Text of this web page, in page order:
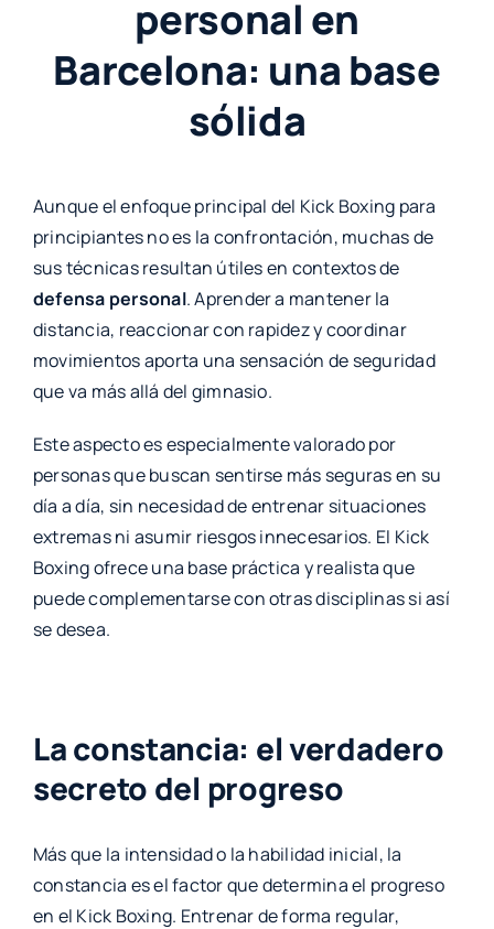
personal en
Barcelona: una base
sólida
Aunque el enfoque principal del Kick Boxing para
principiantes no es la confrontación, muchas de
sus técnicas resultan útiles en contextos de
defensa personal. Aprender a mantener la
distancia, reaccionar con rapidez y coordinar
movimientos aporta una sensación de seguridad
que va más allá del gimnasio.
Este aspecto es especialmente valorado por
personas que buscan sentirse más seguras en su
día a día, sin necesidad de entrenar situaciones
extremas ni asumir riesgos innecesarios. El Kick
Boxing ofrece una base práctica y realista que
puede complementarse con otras disciplinas si así
se desea.
La constancia: el verdadero
secreto del progreso
Más que la intensidad o la habilidad inicial, la
constancia es el factor que determina el progreso
en el Kick Boxing. Entrenar de forma regular,